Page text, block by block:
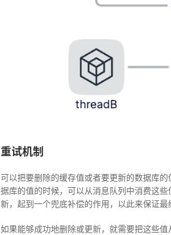
重试机制
可以把要删除的缓存值或者要更新的数据库的
据库的值的时候，可以从消息队列中消费这
新，起到一个兜底补偿的作用，以此来保证最
如果能够成功地删除或更新，就需要把这些